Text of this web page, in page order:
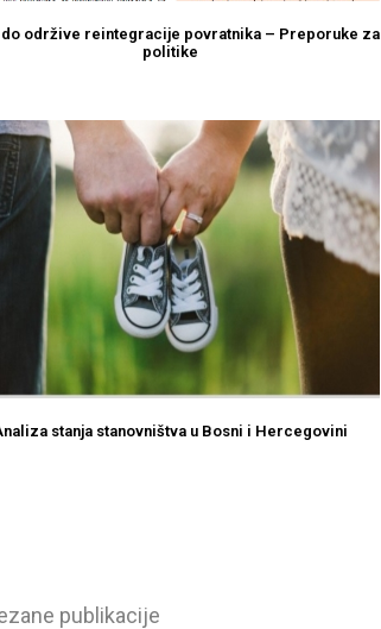
do održive reintegracije povratnika – Preporuke za
politike
stanja stanovništva u Bosni i Hercegovini
publikacije